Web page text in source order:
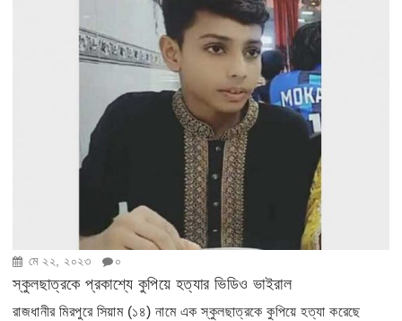
মে ২২, ২০২৩ ০
স্কুলছাত্রকে প্রকাশ্যে কুপিয়ে হত্যার ভিডিও ভাইরাল
রাজধানীর মিরপুরে সিয়াম (১৪) নামে এক স্কুলছাত্রকে কুপিয়ে হত্যা করেছে